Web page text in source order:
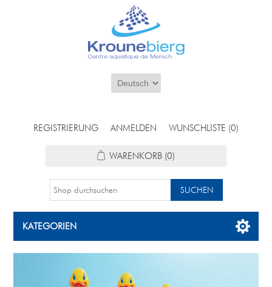
REGISTRIERUNG ANMELDEN WUNSCHLISTE (0)
WARENKORB (0)
KATEGORIEN